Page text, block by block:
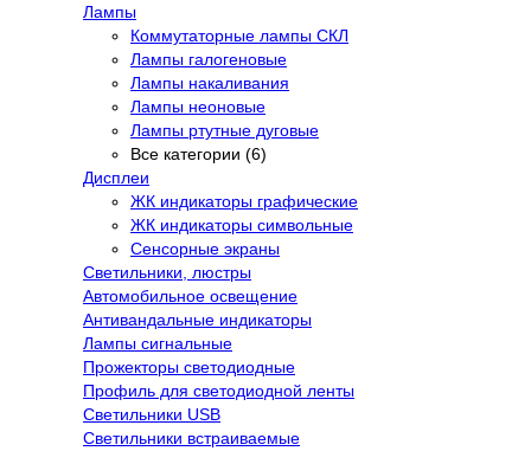
Лампы
Коммутаторные лампы СКЛ
Лампы галогеновые
Лампы накаливания
Лампы неоновые
Лампы ртутные дуговые
Все категории (6)
Дисплеи
ЖК индикаторы графические
ЖК индикаторы символьные
Сенсорные экраны
Cветильники, люстры
Автомобильное освещение
Антивандальные индикаторы
Лампы сигнальные
Прожекторы светодиодные
Профиль для светодиодной ленты
Светильники USB
Светильники встраиваемые